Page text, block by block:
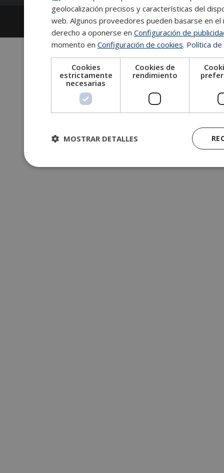
2026
Escuela de Posgrado de Salamanca
Información legal
Tablón de anuncios
geolocalización precisos y características del
web. Algunos proveedores pueden basarse en
derecho a oponerse en Configuración de
momento en Configuración de cookies. Política
Cookies
estrictamente
necesarias
Cookies de
rendimiento
MOSTRAR DETALLES